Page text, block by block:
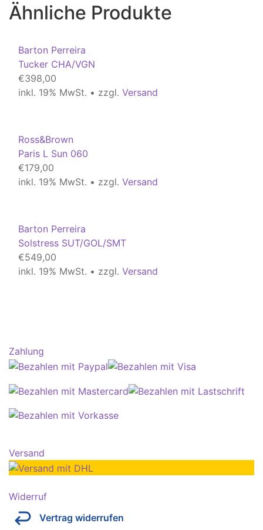
Ähnliche Produkte
Barton Perreira
Tucker CHA/VGN
€398,00
inkl. 19% MwSt. • zzgl. Versand
Ross&Brown
Paris L Sun 060
€179,00
inkl. 19% MwSt. • zzgl. Versand
Barton Perreira
Solstress SUT/GOL/SMT
€549,00
inkl. 19% MwSt. • zzgl. Versand
Zahlung
Versand
Widerruf
Vertrag widerrufen